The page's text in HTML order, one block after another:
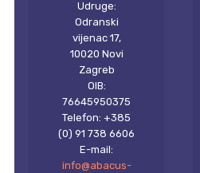
Udruge:
Odranski
vijenac 17,
10020 Novi
Zagreb
OIB:
76645950375
Telefon: +385
(0) 91 738 6606
E-mail:
info@abacus-